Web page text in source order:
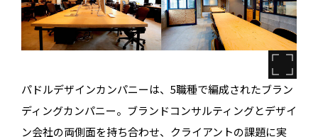
パドルデザインカンパニーは、5職種で編成されたブラン
ディングカンパニー。ブランドコンサルティングとデザイ
ン会社の両側面を持ち合わせ、クライアントの課題に実